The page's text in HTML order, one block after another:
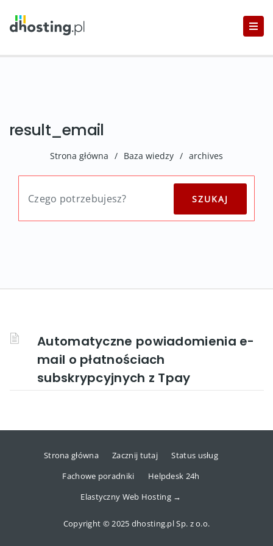
result_email
Strona główna / Baza wiedzy / archives
Automatyczne powiadomienia e-
mail o płatnościach
subskrypcyjnych z Tpay
Strona główna Zacznij tutaj
Status usług
Fachowe poradniki
Helpdesk 24h
Elastyczny Web Hosting →
Copyright © 2025 dhosting.pl Sp. z o.o.